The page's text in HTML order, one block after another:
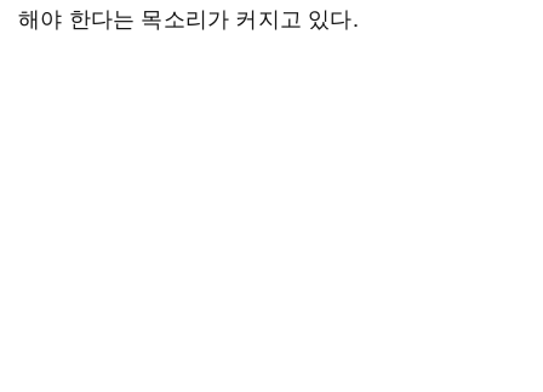
해야 한다는 목소리가 커지고 있다.